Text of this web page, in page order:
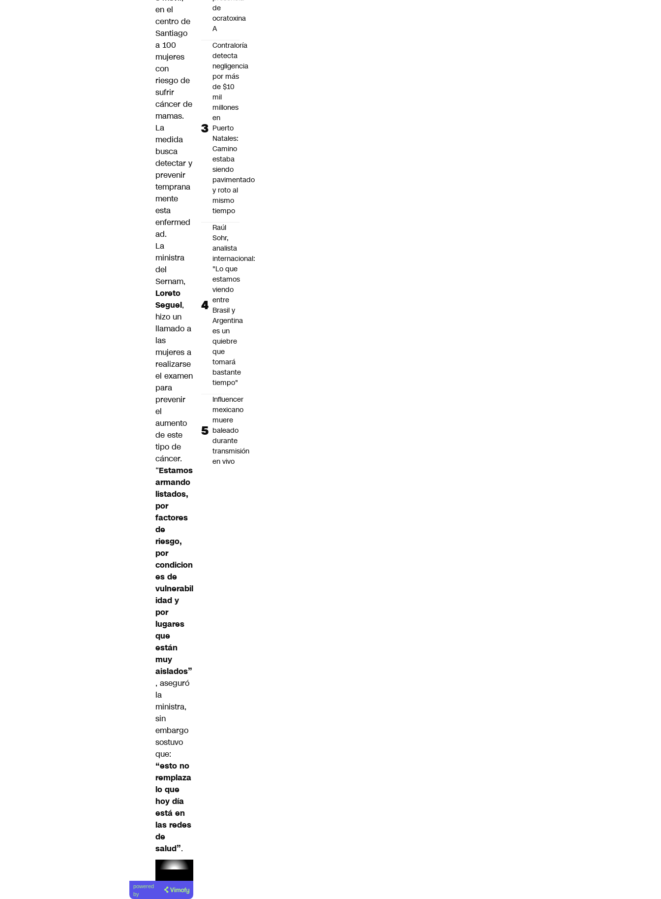
en el
centro de
Santiago
a 100
mujeres
con
riesgo de
sufrir
cáncer de
mamas.
La
medida
busca
detectar y
prevenir
temprana
mente
esta
enfermed
ad.
La
ministra
del
Sernam,
Loreto
Seguel,
hizo un
llamado a
las
mujeres a
realizarse
el examen
para
prevenir
el
aumento
de este
tipo de
cáncer.
“Estamos
armando
listados,
por
factores
de
riesgo,
por
condicion
es de
vulnerabil
idad y
por
lugares
que
están
muy
aislados”
, aseguró
la
ministra,
sin
embargo
sostuvo
que:
“esto no
remplaza
lo que
hoy día
está en
las redes
de
salud”.
Lea el
artículo
powered
by
de
ocratoxina
A
Contraloría
detecta
negligencia
por más
de $10
mil
millones
en
Puerto
Natales:
Camino
estaba
siendo
pavimentado
y roto al
mismo
tiempo
Raúl
Sohr,
analista
internacional:
"Lo que
estamos
viendo
entre
Brasil y
Argentina
es un
quiebre
que
tomará
bastante
tiempo"
Influencer
mexicano
muere
baleado
durante
transmisión
en vivo